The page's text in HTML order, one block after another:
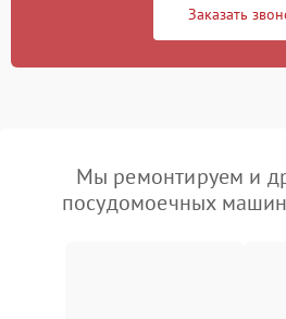
Заказать
Мы ремонтируем и
посудомоечных